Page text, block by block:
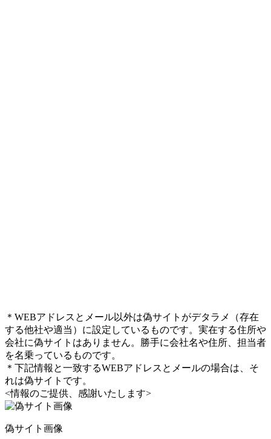
＊WEBアドレスとメール以外は偽サイトがデタラメ（存在
する他社や適当）に設定しているものです。実在する住所や
会社に偽サイトはありません。勝手に会社名や住所、担当者
を名乗っているものです。
＊下記情報と一致するWEBアドレスとメールの場合は、そ
れは偽サイトです。
<情報のご提供、感謝いたします>
偽サイト画像